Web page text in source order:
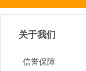
关于我们
信誉保障